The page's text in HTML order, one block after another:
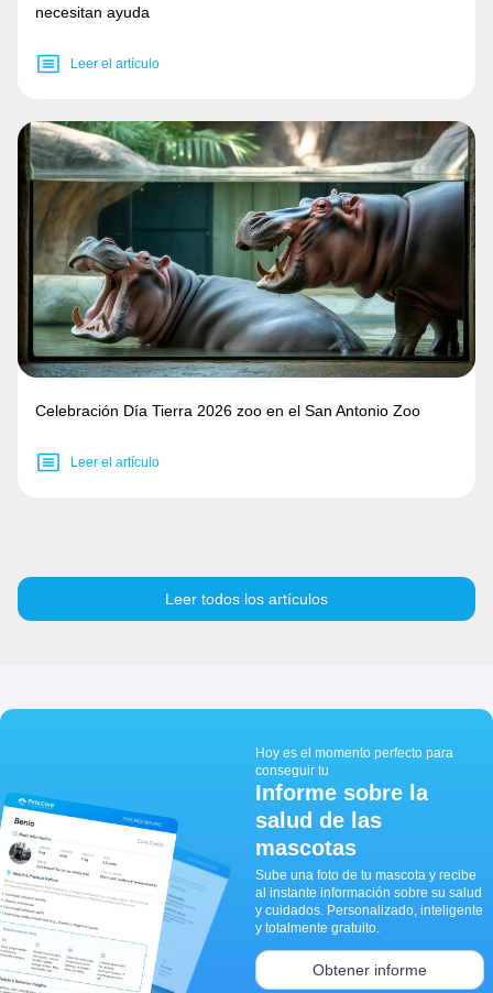
necesitan ayuda
Leer el artículo
Celebración Día Tierra 2026 zoo en el San Antonio Zoo
Leer el artículo
Leer todos los artículos
Hoy es el momento perfecto para
conseguir tu
Informe sobre la
salud de las
mascotas
Sube una foto de tu mascota y recibe
al instante información sobre su salud
y cuidados. Personalizado, inteligente
y totalmente gratuito.
Obtener informe